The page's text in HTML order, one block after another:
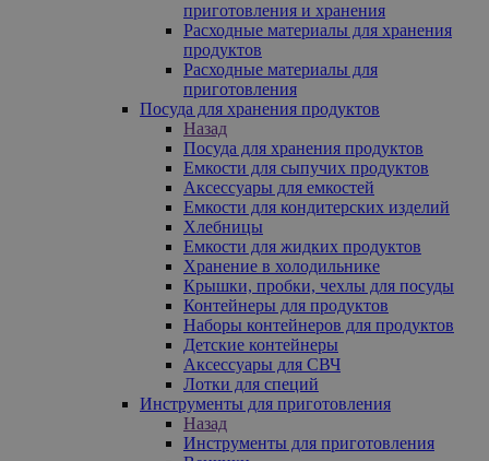
приготовления и хранения
Расходные материалы для хранения
продуктов
Расходные материалы для
приготовления
Посуда для хранения продуктов
Назад
Посуда для хранения продуктов
Емкости для сыпучих продуктов
Аксессуары для емкостей
Емкости для кондитерских изделий
Хлебницы
Емкости для жидких продуктов
Хранение в холодильнике
Крышки, пробки, чехлы для посуды
Контейнеры для продуктов
Наборы контейнеров для продуктов
Детские контейнеры
Аксессуары для СВЧ
Лотки для специй
Инструменты для приготовления
Назад
Инструменты для приготовления